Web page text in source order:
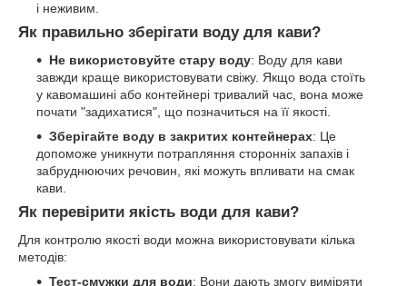
і неживим.
Як правильно зберігати воду для кави?
Не використовуйте стару воду: Воду для кави
завжди краще використовувати свіжу. Якщо вода стоїть
у кавомашині або контейнері тривалий час, вона може
почати "задихатися", що позначиться на її якості.
Зберігайте воду в закритих контейнерах: Це
допоможе уникнути потрапляння сторонніх запахів і
забруднюючих речовин, які можуть впливати на смак
кави.
Як перевірити якість води для кави?
Для контролю якості води можна використовувати кілька
методів:
Тест-смужки для води: Вони дають змогу виміряти